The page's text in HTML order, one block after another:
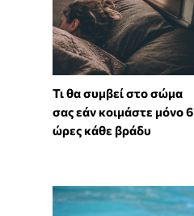
Τι θα συμβεί στο σώμα
σας εάν κοιμάστε μόνο 6
ώρες κάθε βράδυ